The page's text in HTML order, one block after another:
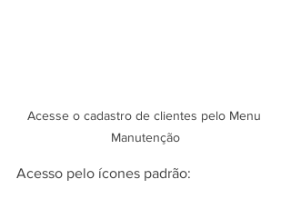
Acesse o cadastro de clientes pelo Menu
Manutenção
Acesso pelo ícones padrão: